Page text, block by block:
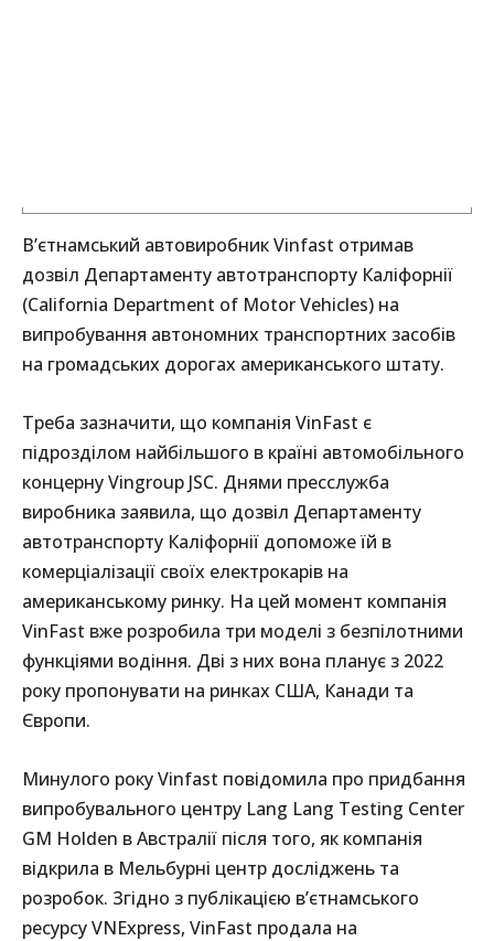
В’єтнамський автовиробник Vinfast отримав
дозвіл Департаменту автотранспорту Каліфорнії
(California Department of Motor Vehicles) на
випробування автономних транспортних засобів
на громадських дорогах американського штату.
Треба зазначити, що компанія VinFast є
підрозділом найбільшого в країні автомобільного
концерну Vingroup JSC. Днями пресслужба
виробника заявила, що дозвіл Департаменту
автотранспорту Каліфорнії допоможе їй в
комерціалізації своїх електрокарів на
американському ринку. На цей момент компанія
VinFast вже розробила три моделі з безпілотними
функціями водіння. Дві з них вона планує з 2022
року пропонувати на ринках США, Канади та
Європи.
Минулого року Vinfast повідомила про придбання
випробувального центру Lang Lang Testing Center
GM Holden в Австралії після того, як компанія
відкрила в Мельбурні центр досліджень та
розробок. Згідно з публікацією в’єтнамського
ресурсу VNExpress, VinFast продала на